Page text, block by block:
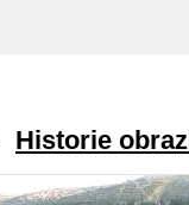
Historie